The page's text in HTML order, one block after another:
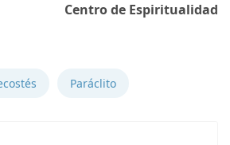
Centro de Espiritualidad
Paráclito